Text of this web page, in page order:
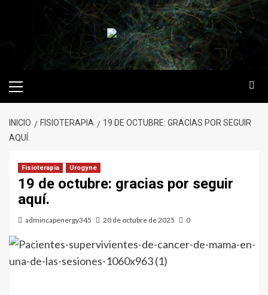
INICIO FISIOTERAPIA
19 DE OCTUBRE: GRACIAS POR SEGUIR
AQUÍ.
Fisioterapia Urogyne
19 de octubre: gracias por seguir
aquí.
admincapenergy345 20 de octubre de 2025 0